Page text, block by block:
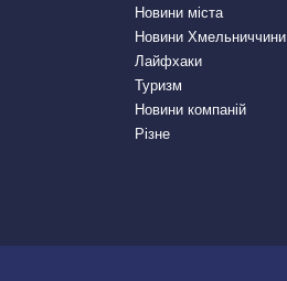
Новини міста
Новини Хмельниччини
Лайфхаки
Туризм
Новини компаній
Різне